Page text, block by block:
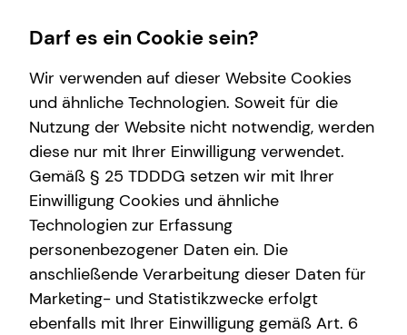
Finanzberatung
Altersvorsorge
Investment
Wissenswertes
Über tecis
Interview
Über mich
Darf es ein Cookie sein?
Wir verwenden auf dieser Website Cookies
und ähnliche Technologien. Soweit für die
Nutzung der Website nicht notwendig, werden
diese nur mit Ihrer Einwilligung verwendet.
Gemäß § 25 TDDDG setzen wir mit Ihrer
Einwilligung Cookies und ähnliche
Technologien zur Erfassung
personenbezogener Daten ein. Die
anschließende Verarbeitung dieser Daten für
Marketing- und Statistikzwecke erfolgt
ebenfalls mit Ihrer Einwilligung gemäß Art. 6